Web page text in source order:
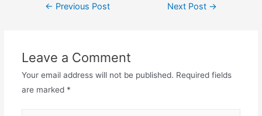
← Previous Post Next Post →
Leave a Comment
Your email address will not be published. Required fields
are marked *